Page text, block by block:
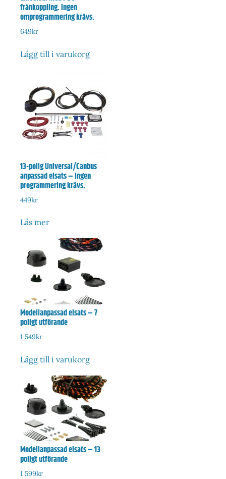
frånkoppling. Ingen
omprogrammering krävs.
649kr
Lägg till i varukorg
13-polig Universal/Canbus
anpassad elsats – Ingen
programmering krävs.
449kr
Läs mer
Modellanpassad elsats – 7
poligt utförande
1 549kr
Lägg till i varukorg
Modellanpassad elsats – 13
poligt utförande
1 599kr